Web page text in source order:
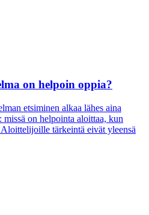
on helpoin oppia?
etsiminen alkaa lähes aina
on helpointa aloittaa, kun
tärkeintä eivät yleensä